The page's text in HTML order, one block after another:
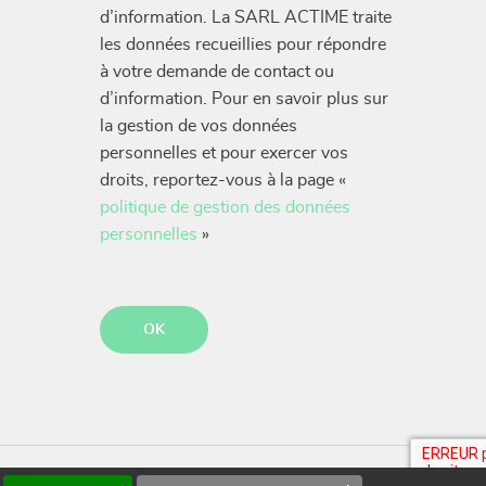
d’information. La SARL ACTIME traite
les données recueillies pour répondre
à votre demande de contact ou
d’information. Pour en savoir plus sur
la gestion de vos données
personnelles et pour exercer vos
droits, reportez-vous à la page «
politique de gestion des données
personnelles »
Gestion des Cookies